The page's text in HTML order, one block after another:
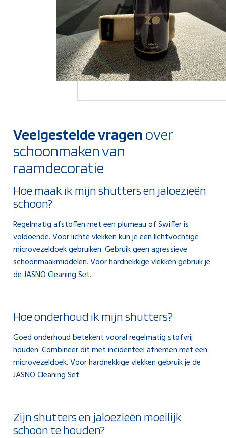
Veelgestelde vragenover
schoonmaken van
raamdecoratie
Hoe maak ik mijn shutters en jaloezieën
schoon?
Regelmatig afstoffen met een plumeau of Swiffer is
voldoende. Voor lichte vlekken kun je een lichtvochtige
microvezeldoek gebruiken. Gebruik geen agressieve
schoonmaakmiddelen. Voor hardnekkige vlekken gebruik je
de JASNO Cleaning Set.
Hoe onderhoud ik mijn shutters?
Goed onderhoud betekent vooral regelmatig stofvrij
houden. Combineer dit met incidenteel afnemen met een
microvezeldoek. Voor hardnekkige vlekken gebruik je de
JASNO Cleaning Set.
Zijn shutters en jaloezieën moeilijk
schoon te houden?